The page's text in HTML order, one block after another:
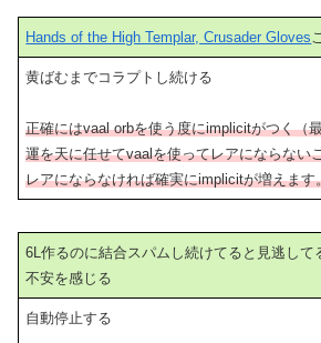
Hands of the High Templar, Crusader Gloves
黄ばむまでコラプトし続ける
正確にはvaal orbを使う度にimplicitがつく（
運を天に任せてvaalを使ってレアにならない
レアにならなければ確実にimplicitが増えます
6L作るのに結合スパムし続けてると見逃して
不安を感じる
自動停止する